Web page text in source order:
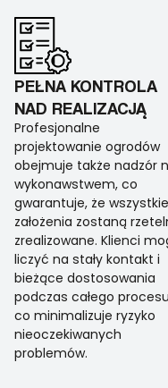
PEŁNA KONTROLA
NAD REALIZACJĄ
Profesjonalne
projektowanie ogrodów
obejmuje także nadzór
wykonawstwem, co
gwarantuje, że wszystkie
założenia zostaną
zrealizowane. Klienci
liczyć na stały kontakt i
bieżące dostosowania
podczas całego
co minimalizuje ryzyko
nieoczekiwanych
problemów.